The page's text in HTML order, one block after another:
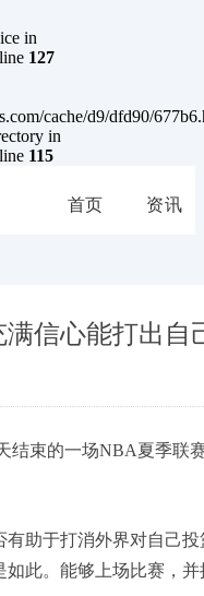
in
127
cache/d9/dfd90/
in
115
首页 资讯
信心能打出自
结束的一场NBA夏季联
助于打消外界对自己
此。能够上场比赛，